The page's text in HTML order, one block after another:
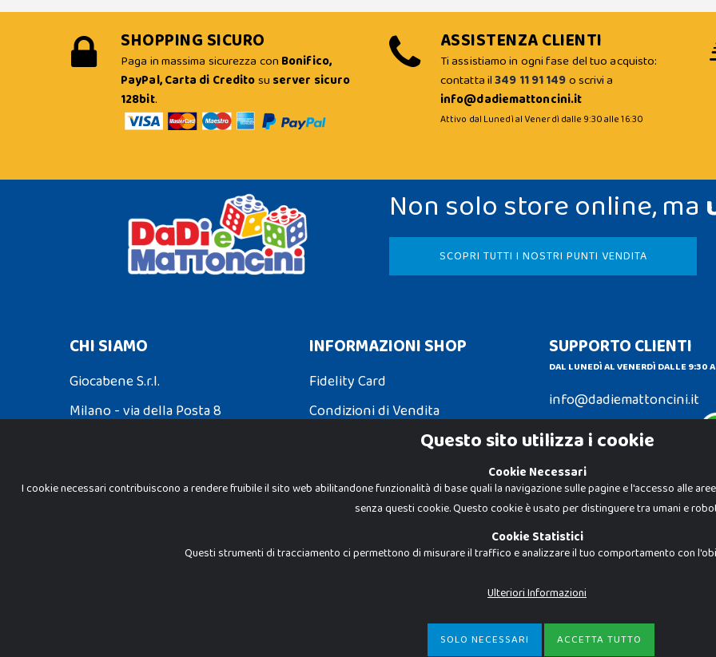
SHOPPING SICURO
Paga in massima sicurezza con Bonifico,
PayPal, Carta di Creditosu server sicuro
128bit.
ASSISTENZA CLIENTI
Ti assistiamo in ogni fase del tuo acquisto:
contatta il349 11 91 149o scrivi a
info@dadiemattoncini.it
Attivo dal Lunedì al Venerdì dalle 9:30 alle 16:30
Non solo store online, ma
SCOPRI TUTTI I NOSTRI PUNTI VENDITA
CHI SIAMO
Giocabene S.r.l.
Milano - via della Posta 8
INFORMAZIONI SHOP
Fidelity Card
Condizioni di Vendita
SUPPORTO CLIENTI
DAL LUNEDÌ AL VENERDÌ DALLE 9:30
info@dadiemattoncini.it
Contattaci su Whatsapp
Dadi e Mattoncini è un brand di
proprietà dei rispettivi titolari.
I prezzi e le promozioni pubblicate
Giocabene Srl - via della Posta 8, 20123
Questo sito utilizza i cookie
Cookie Necessari
I cookie necessari contribuiscono a rendere fruibile il sito web abilitandone funzionalità di base quali la navigazione sulle pagine e l'accesso alle
senza questi cookie. Questo cookie è usato per distinguere tra umani e
Cookie Statistici
Questi strumenti di tracciamento ci permettono di misurare il traffico e analizzare il tuo comportamento con
Ulteriori Informazioni
SOLO NECESSARI ACCETTA TUTTO